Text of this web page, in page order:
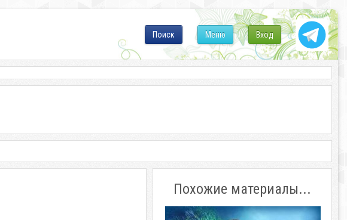
Вход
Меню
Поиск
Похожие материалы...